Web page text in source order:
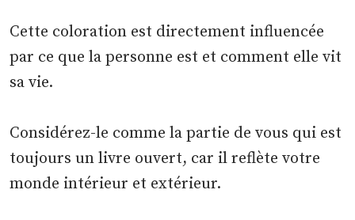
Cette coloration est directement influencée
par ce que la personne est et comment elle vit
sa vie.
Considérez-le comme la partie de vous qui est
toujours un livre ouvert, car il reflète votre
monde intérieur et extérieur.